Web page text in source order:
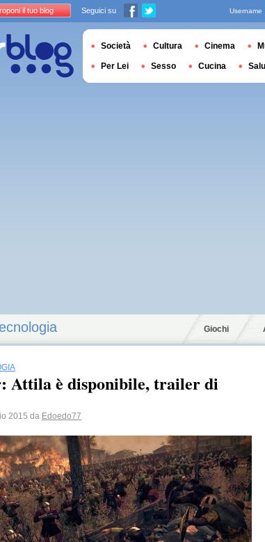
Giochi
Attila è disponibile, trailer di
2015 da Edoedo77
il tuo blog Seguici su Username
Società Cultura Cinema
Per Lei Sesso Cucina